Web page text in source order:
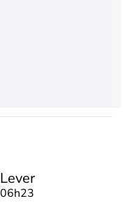
Lever
06h23